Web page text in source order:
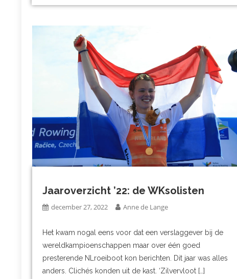
Jaaroverzicht ’22: de WKsolisten
december 27, 2022 Anne de Lange
Het kwam nogal eens voor dat een verslaggever bij de
wereldkampioenschappen maar over één goed
presterende NLroeiboot kon berichten. Dit jaar was alles
anders. Clichés konden uit de kast. ‘Zilvervloot […]